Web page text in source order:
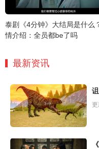
泰剧《4分钟》大结局是什么
情介绍：全员都be了吗
最新资讯